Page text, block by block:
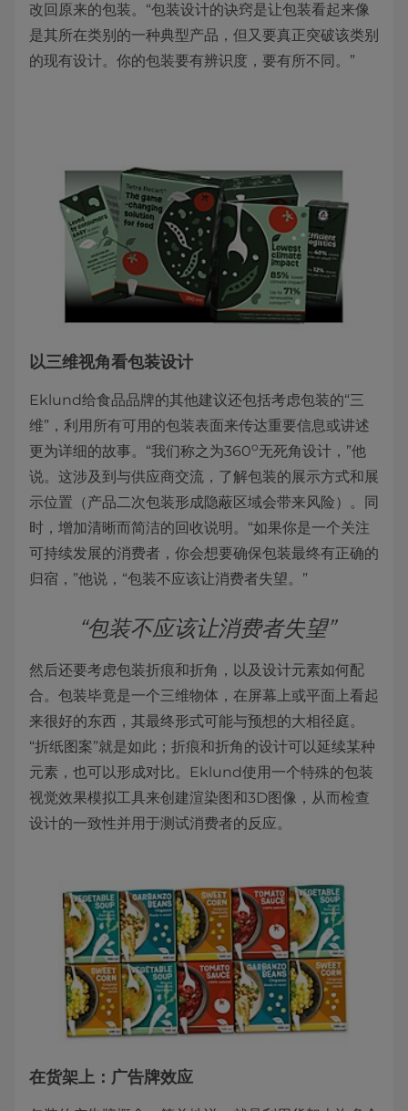
改回原来的包装。“包装设计的诀窍是让包装看起来像
是其所在类别的一种典型产品，但又要真正突破该类别
的现有设计。你的包装要有辨识度，要有所不同。”
以三维视角看包装设计
Eklund给食品品牌的其他建议还包括考虑包装的“三
维”，利用所有可用的包装表面来传达重要信息或讲述
更为详细的故事。“我们称之为360o无死角设计，”他
说。这涉及到与供应商交流，了解包装的展示方式和展
示位置（产品二次包装形成隐蔽区域会带来风险）。同
时，增加清晰而简洁的回收说明。“如果你是一个关注
可持续发展的消费者，你会想要确保包装最终有正确的
归宿，”他说，“包装不应该让消费者失望。”
“包装不应该让消费者失望”
然后还要考虑包装折痕和折角，以及设计元素如何配
合。包装毕竟是一个三维物体，在屏幕上或平面上看起
来很好的东西，其最终形式可能与预想的大相径庭。
“折纸图案”就是如此；折痕和折角的设计可以延续某种
元素，也可以形成对比。Eklund使用一个特殊的包装
视觉效果模拟工具来创建渲染图和3D图像，从而检查
设计的一致性并用于测试消费者的反应。
在货架上：广告牌效应